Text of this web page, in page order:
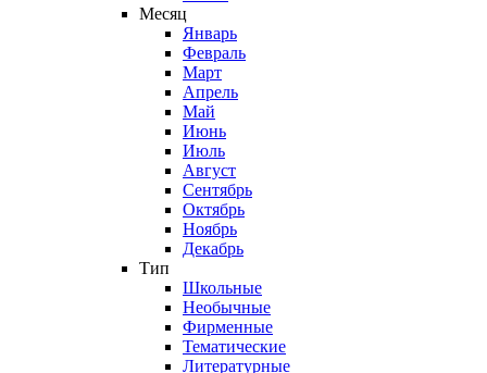
Месяц
Январь
Февраль
Март
Апрель
Май
Июнь
Июль
Август
Сентябрь
Октябрь
Ноябрь
Декабрь
Тип
Школьные
Необычные
Фирменные
Тематические
Литературные